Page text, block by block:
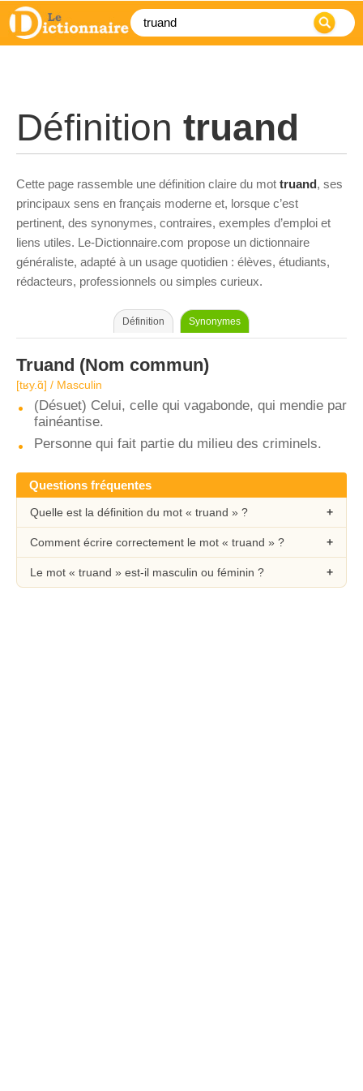
Définition truand
Cette page rassemble une définition claire du mot truand, ses
principaux sens en français moderne et, lorsque c’est
pertinent, des synonymes, contraires, exemples d’emploi et
liens utiles. Le-Dictionnaire.com propose un dictionnaire
généraliste, adapté à un usage quotidien : élèves, étudiants,
rédacteurs, professionnels ou simples curieux.
Définition Synonymes
Truand (Nom commun)
[tʁy.ɑ̃] / Masculin
(Désuet) Celui, celle qui vagabonde, qui mendie par
fainéantise.
Personne qui fait partie du milieu des criminels.
Questions fréquentes
Quelle est la définition du mot « truand » ?
Comment écrire correctement le mot « truand » ?
Le mot « truand » est-il masculin ou féminin ?